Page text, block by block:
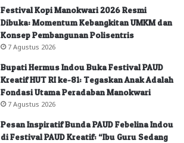
Festival Kopi Manokwari 2026 Resmi
Dibuka: Momentum Kebangkitan UMKM dan
Konsep Pembangunan Polisentris
7 Agustus 2026
Bupati Hermus Indou Buka Festival PAUD
Kreatif HUT RI ke-81: Tegaskan Anak Adalah
Fondasi Utama Peradaban Manokwari
7 Agustus 2026
Pesan Inspiratif Bunda PAUD Febelina Indou
di Festival PAUD Kreatif: “Ibu Guru Sedang